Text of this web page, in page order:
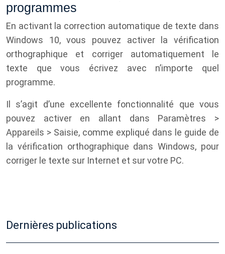
programmes
En activant la correction automatique de texte dans
Windows 10, vous pouvez activer la vérification
orthographique et corriger automatiquement le
texte que vous écrivez avec n’importe quel
programme.
Il s’agit d’une excellente fonctionnalité que vous
pouvez activer en allant dans Paramètres >
Appareils > Saisie, comme expliqué dans le guide de
la vérification orthographique dans Windows, pour
corriger le texte sur Internet et sur votre PC.
Dernières publications